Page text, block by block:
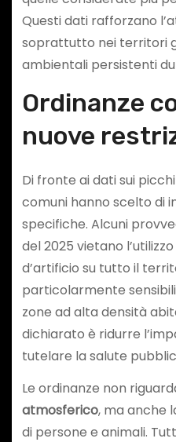
Questi dati rafforzano
soprattutto nei territori
ambientali persistenti
Ordinanze
nuove
Di fronte ai dati sui
comuni hanno scelto di
specifiche. Alcuni
del 2025 vietano
d’artificio su tutto il
particolarmente
zone ad alta densità
dichiarato è ridurre
tutelare la salute
Le ordinanze non
atmosferico, ma anche
di persone e animali.